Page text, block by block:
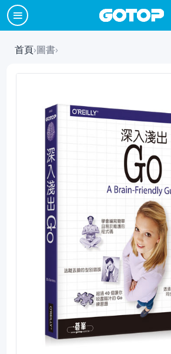
首頁›圖書›